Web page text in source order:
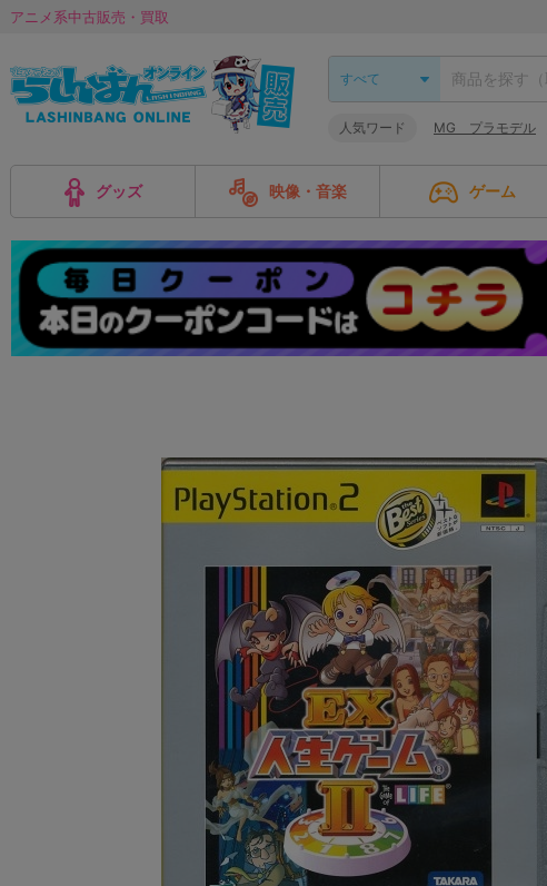
アニメ系中古販売・買取
人気ワード MG プラモデル
グッズ 映像・音楽 ゲーム